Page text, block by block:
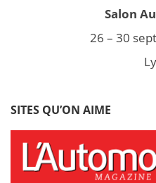
Salon
26 – 30
SITES QU’ON AIME